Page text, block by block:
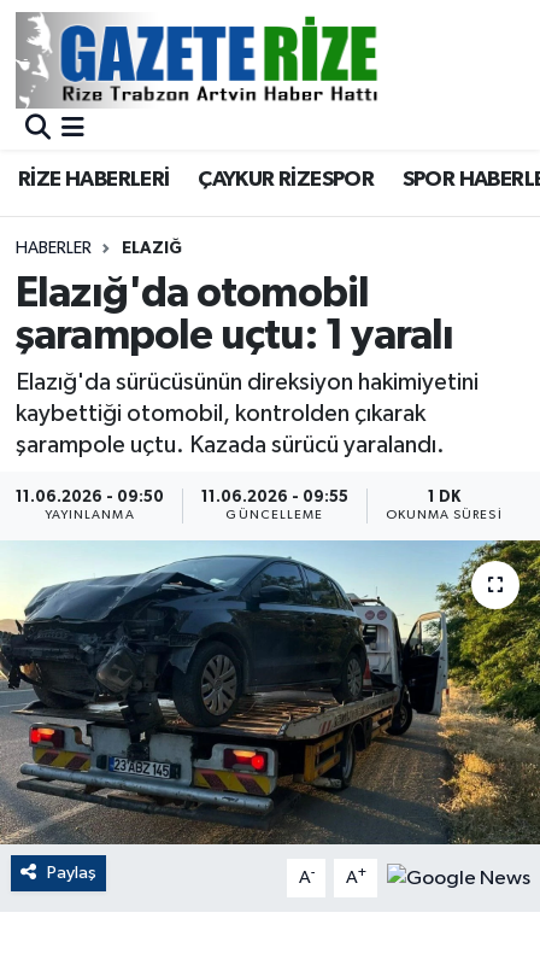
RİZE HABERLERİ ÇAYKUR RİZESPOR SPOR
HABERLER ELAZIĞ
Elazığ'da otomobil
şarampole uçtu: 1 yaralı
Elazığ'da sürücüsünün direksiyon hakimiyetini
kaybettiği otomobil, kontrolden çıkarak
şarampole uçtu. Kazada sürücü yaralandı.
11.06.2026 - 09:50
YAYINLANMA
11.06.2026 - 09:55
GÜNCELLEME
1 DK
OKUNMA SÜRESI
Paylaş A- A+
BÖLGEMİZ
Asayiş
Rize Jandarma Komutanlığı
Bilim Teknoloji
Bölge
Advertising news
Canlı Maç
ÇEVRE
Dış Haberler
Dünya
EĞİTİM
EKONOMİ
English News
Merkez Nöbetçi Eczaneler
Merkez Trafik Yoğunluk Haritası
Süper Lig Puan Durumu ve Fikstür
Tüm Manşetler
Son Dakika Haberleri
Haber Arşivi